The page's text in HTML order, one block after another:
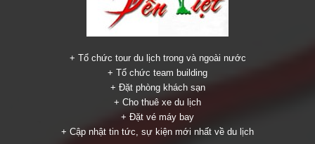
+ Tổ chức tour du lịch trong và ngoài nước
+ Tổ chức team building
+ Đặt phòng khách sạn
+ Cho thuê xe du lịch
+ Đặt vé máy bay
+ Cập nhật tin tức, sự kiện mới nhất về du lịch